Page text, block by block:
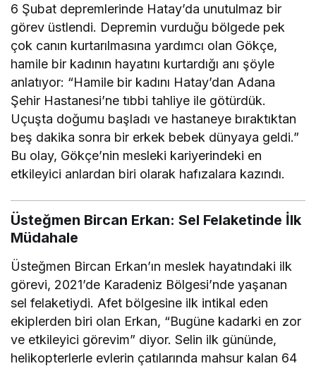
6 Şubat depremlerinde Hatay’da unutulmaz bir
görev üstlendi. Depremin vurduğu bölgede pek
çok canın kurtarılmasına yardımcı olan Gökçe,
hamile bir kadının hayatını kurtardığı anı şöyle
anlatıyor: “Hamile bir kadını Hatay’dan Adana
Şehir Hastanesi’ne tıbbi tahliye ile götürdük.
Uçuşta doğumu başladı ve hastaneye bıraktıktan
beş dakika sonra bir erkek bebek dünyaya geldi.”
Bu olay, Gökçe’nin mesleki kariyerindeki en
etkileyici anlardan biri olarak hafızalara kazındı.
Üsteğmen Bircan Erkan: Sel Felaketinde İlk
Müdahale
Üsteğmen Bircan Erkan’ın meslek hayatındaki ilk
görevi, 2021’de Karadeniz Bölgesi’nde yaşanan
sel felaketiydi. Afet bölgesine ilk intikal eden
ekiplerden biri olan Erkan, “Bugüne kadarki en zor
ve etkileyici görevim” diyor. Selin ilk gününde,
helikopterlerle evlerin çatılarında mahsur kalan 64